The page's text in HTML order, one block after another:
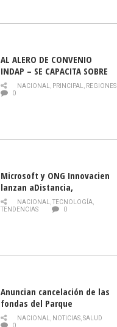
AL ALERO DE CONVENIO
INDAP – SE CAPACITA SOBRE
PLAGA DROSOPHILA SUZUKII
NACIONAL, PRINCIPAL, REGIONES
0
Microsoft y ONG Innovacien
lanzan aDistancia,
plataforma con cursos
gratuitos online sobre
NACIONAL,TECNOLOGÍA,
TENDENCIAS
0
Anuncian cancelación de las
fondas del Parque
O’Higgins debido al
NACIONAL, NOTICIAS,SALUD
0